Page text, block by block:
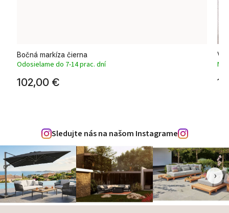
Bočná markíza čierna
Odosielame do 7-14 prac. dní
102,00 €
Na
Sledujte nás na našom Instagrame
‹ ›